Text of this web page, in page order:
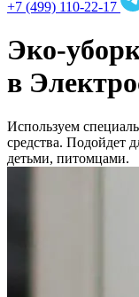
+7 (499) 110-22-17
Эко-
в
Используем
средства. Подойдет
детьми, питомцами.